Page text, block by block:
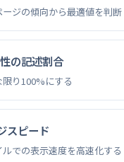
ージの傾向から最適値を判断
の記述割合
限り100%にする
スピード
ルでの表示速度を高速化する